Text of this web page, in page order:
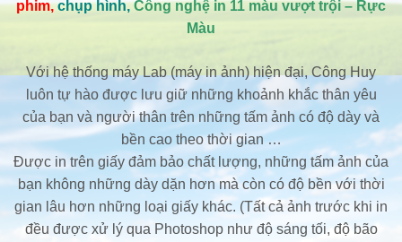
phim, chụp hình, Công nghệ in 11 màu vượt trội – Rực
Màu
Với hệ thống máy Lab (máy in ảnh) hiện đại, Công Huy
luôn tự hào được lưu giữ những khoảnh khắc thân yêu
của bạn và người thân trên những tấm ảnh có độ dày và
bền cao theo thời gian …
Được in trên giấy đảm bảo chất lượng, những tấm ảnh của
bạn không những dày dặn hơn mà còn có độ bền với thời
gian lâu hơn những loại giấy khác. (Tất cả ảnh trước khi in
đều được xử lý qua Photoshop như độ sáng tối, độ bão